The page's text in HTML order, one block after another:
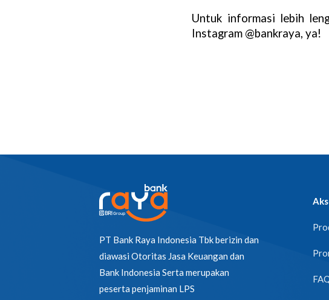
Untuk informasi lebih
Instagram @bankraya, ya!
PT Bank Raya Indonesia Tbk berizin dan
diawasi Otoritas Jasa Keuangan dan
Bank Indonesia Serta merupakan
peserta penjaminan LPS